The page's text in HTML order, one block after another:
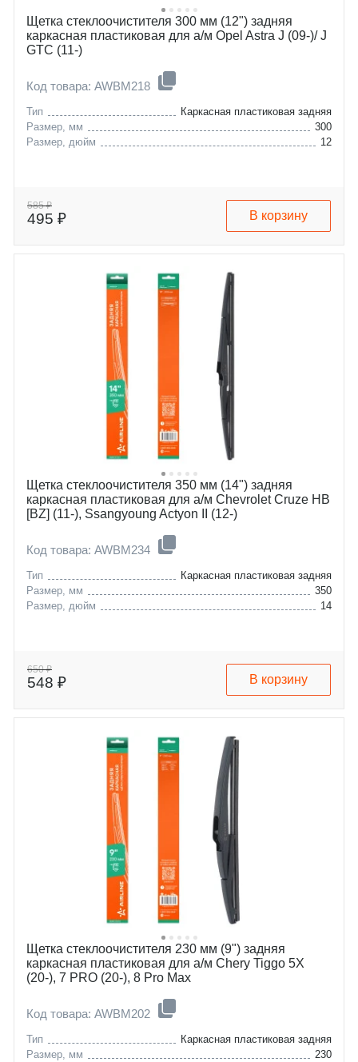
Щетка стеклоочистителя 300 мм (12") задняя
каркасная пластиковая для а/м Opel Astra J (09-)/ J
GTC (11-)
Код товара: AWBM218
Тип
Каркасная пластиковая задняя
Размер, мм
300
Размер, дюйм
12
585 ₽
495 ₽ В корзину
Щетка стеклоочистителя 350 мм (14") задняя
каркасная пластиковая для а/м Chevrolet Cruze HB
[BZ] (11-), Ssangyoung Actyon II (12-)
Код товара: AWBM234
Тип
Каркасная пластиковая задняя
Размер, мм
350
Размер, дюйм
14
650 ₽
548 ₽ В корзину
Щетка стеклоочистителя 230 мм (9") задняя
каркасная пластиковая для а/м Chery Tiggo 5X
(20-), 7 PRO (20-), 8 Pro Max
Код товара: AWBM202
Тип
Каркасная пластиковая задняя
Размер, мм
230